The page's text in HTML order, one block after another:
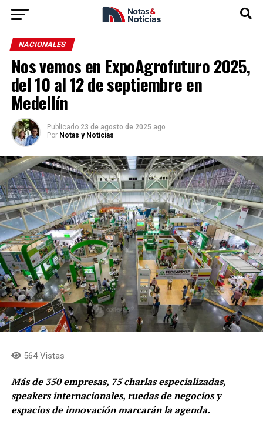
NACIONALES
Nos vemos en ExpoAgrofuturo 2025,
del 10 al 12 de septiembre en
Medellín
Publicado 23 de agosto de 2025 ago
Por Notas y Noticias
564 Vistas
Más de 350 empresas, 75 charlas especializadas,
speakers internacionales, ruedas de negocios y
espacios de innovación marcarán la agenda.